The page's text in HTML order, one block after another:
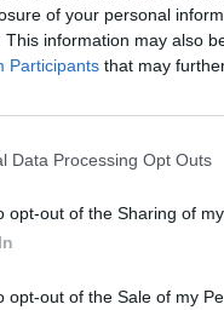
of your personal
This information may also
Participants that may
Data Processing Opt Outs
opt-out of the Sharing of
opt-out of the Sale of my
Hotel Roma
Via Poliziano 2,
L’Hotel Roma
alla Fiera di Rho
via Europa 11 ,